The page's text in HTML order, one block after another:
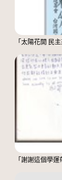
「太陽花開 民
「謝謝這個學